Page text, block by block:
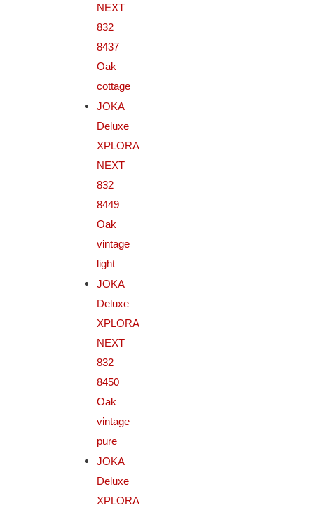
NEXT
832
8437
Oak
cottage
JOKA
Deluxe
XPLORA
NEXT
832
8449
Oak
vintage
light
JOKA
Deluxe
XPLORA
NEXT
832
8450
Oak
vintage
pure
JOKA
Deluxe
XPLORA